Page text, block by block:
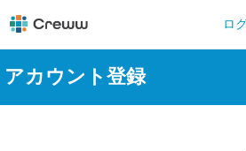
ロ
アカウント登録